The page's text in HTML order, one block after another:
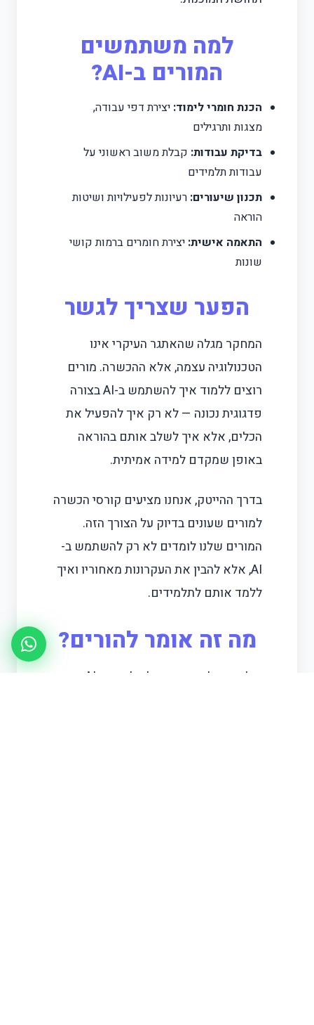
למה משתמשים
המורים ב-AI?
הכנת חומרי לימוד: יצירת דפי עבודה,
מצגות ותרגילים
בדיקת עבודות: קבלת משוב ראשוני על
עבודות תלמידים
תכנון שיעורים: רעיונות לפעילויות ושיטות
הוראה
התאמה אישית: יצירת חומרים ברמות קושי
שונות
הפער שצריך לגשר
המחקר מגלה שהאתגר העיקרי אינו
הטכנולוגיה עצמה, אלא ההכשרה. מורים
רוצים ללמוד איך להשתמש ב-AI בצורה
פדגוגית נכונה — לא רק איך להפעיל את
הכלים, אלא איך לשלב אותם בהוראה
באופן שמקדם למידה אמיתית.
בדרך ההייטק, אנחנו מציעים קורסי הכשרה
למורים שעונים בדיוק על הצורך הזה.
המורים שלנו לומדים לא רק להשתמש ב-
AI, אלא להבין את העקרונות מאחוריו ואיך
ללמד אותם לתלמידים.
מה זה אומר להורים?